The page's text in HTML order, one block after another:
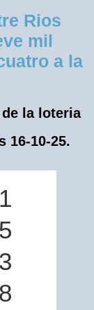
Rios
mil
a la
la loteria
16-10-25.